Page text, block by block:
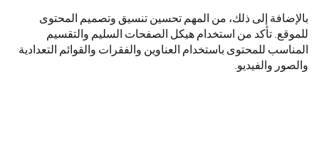
بالإضافة إلى ذلك، من المهم تحسين تنسيق وتصميم المحتوى
للموقع. تأكد من استخدام هيكل الصفحات السليم والتقسيم
المناسب للمحتوى باستخدام العناوين والفقرات والقوائم التعدادية
والصور والفيديو.